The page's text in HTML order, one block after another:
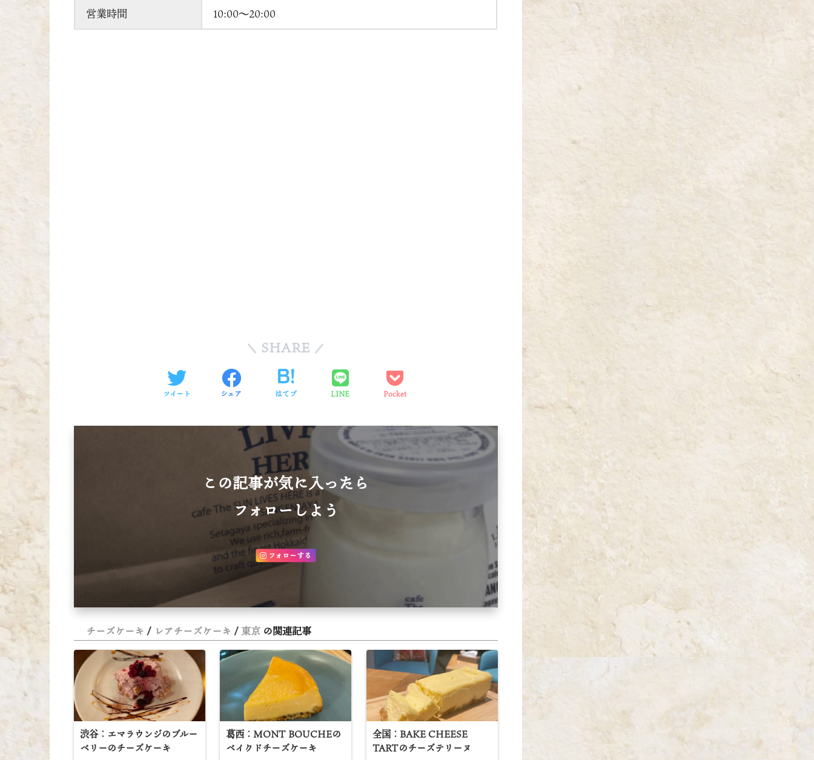
営業時間 10:00〜20:00
SHARE
ツイート シェア はてブ LINE Pocket
この記事が気に入ったら
フォローしよう
フォローする
チーズケーキ レアチーズケーキ 東京 の関連記事
渋谷：エマラウンジのブルー
ベリーのチーズケーキ
葛西：MONT BOUCHEの
ベイクドチーズケーキ
全国：BAKE CHEESE
TARTのチーズテリーヌ